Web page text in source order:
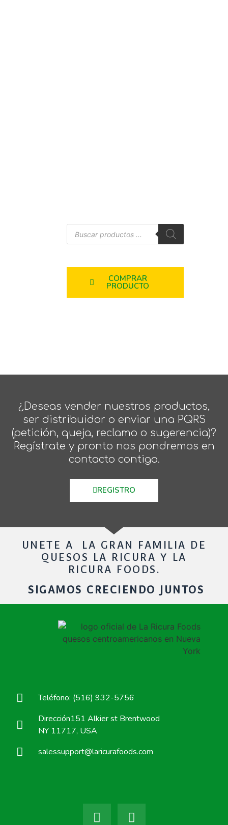
COMPRAR
PRODUCTO
¿Deseas vender nuestros productos,
ser distribuidor o enviar una PQRS
(petición, queja, reclamo o sugerencia)?
Regístrate y pronto nos pondremos en
contacto contigo.
REGISTRO
UNETE A LA GRAN FAMILIA DE
QUESOS LA RICURA Y LA
RICURA FOODS.
SIGAMOS CRECIENDO JUNTOS
Teléfono: (516) 932-5756
Dirección151 Alkier st Brentwood
NY 11717, USA
salessupport@laricurafoods.com